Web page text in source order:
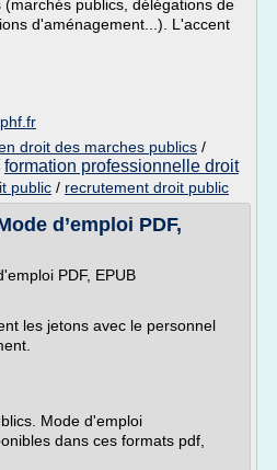
publics, délégations de
d'aménagement...). L'accent
droit des marches publics /
formation professionnelle droit
public / recrutement droit public
d’emploi PDF,
PDF, EPUB
les jetons avec le personnel
Mode d'emploi
dans ces formats pdf,